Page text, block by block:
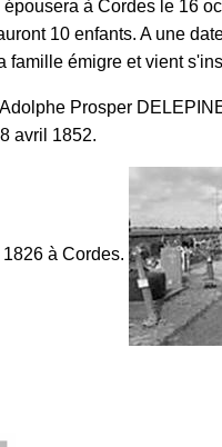
à Cordes le 16
10 enfants. A une
famille émigre et vient
Prosper
avril 1852.
1826 à Cordes.